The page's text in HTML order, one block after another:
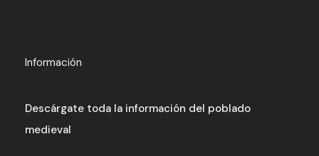
Información
Descárgate toda la información del poblado
medieval